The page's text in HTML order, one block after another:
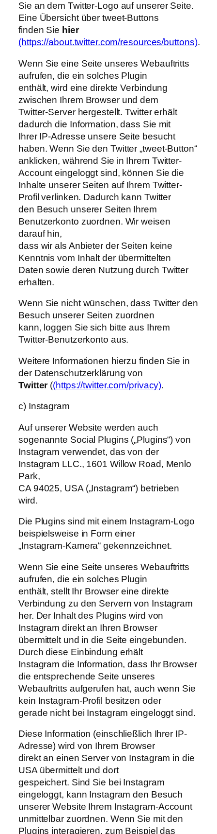
Sie an dem Twitter-Logo auf unserer Seite.
Eine Übersicht über tweet-Buttons
finden Sie hier
(https://about.twitter.com/resources/buttons).
Wenn Sie eine Seite unseres Webauftritts
aufrufen, die ein solches Plugin
enthält, wird eine direkte Verbindung
zwischen Ihrem Browser und dem
Twitter-Server hergestellt. Twitter erhält
dadurch die Information, dass Sie mit
Ihrer IP-Adresse unsere Seite besucht
haben. Wenn Sie den Twitter „tweet-Button“
anklicken, während Sie in Ihrem Twitter-
Account eingeloggt sind, können Sie die
Inhalte unserer Seiten auf Ihrem Twitter-
Profil verlinken. Dadurch kann Twitter
den Besuch unserer Seiten Ihrem
Benutzerkonto zuordnen. Wir weisen
darauf hin,
dass wir als Anbieter der Seiten keine
Kenntnis vom Inhalt der übermittelten
Daten sowie deren Nutzung durch Twitter
erhalten.
Wenn Sie nicht wünschen, dass Twitter den
Besuch unserer Seiten zuordnen
kann, loggen Sie sich bitte aus Ihrem
Twitter-Benutzerkonto aus.
Weitere Informationen hierzu finden Sie in
der Datenschutzerklärung von
Twitter((https://twitter.com/privacy).
c) Instagram
Auf unserer Website werden auch
sogenannte Social Plugins („Plugins“) von
Instagram verwendet, das von der
Instagram LLC., 1601 Willow Road, Menlo
Park,
CA 94025, USA („Instagram“) betrieben
wird.
Die Plugins sind mit einem Instagram-Logo
beispielsweise in Form einer
„Instagram-Kamera“ gekennzeichnet.
Wenn Sie eine Seite unseres Webauftritts
aufrufen, die ein solches Plugin
enthält, stellt Ihr Browser eine direkte
Verbindung zu den Servern von Instagram
her. Der Inhalt des Plugins wird von
Instagram direkt an Ihren Browser
übermittelt und in die Seite eingebunden.
Durch diese Einbindung erhält
Instagram die Information, dass Ihr Browser
die entsprechende Seite unseres
Webauftritts aufgerufen hat, auch wenn Sie
kein Instagram-Profil besitzen oder
gerade nicht bei Instagram eingeloggt sind.
Diese Information (einschließlich Ihrer IP-
Adresse) wird von Ihrem Browser
direkt an einen Server von Instagram in die
USA übermittelt und dort
gespeichert. Sind Sie bei Instagram
eingeloggt, kann Instagram den Besuch
unserer Website Ihrem Instagram-Account
unmittelbar zuordnen. Wenn Sie mit den
Plugins interagieren, zum Beispiel das